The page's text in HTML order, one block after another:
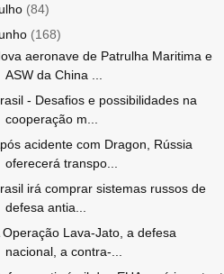
(84)
(168)
aeronave de Patrulha Maritima e
ASW da China ...
- Desafios e possibilidades na
cooperação m...
acidente com Dragon, Rússia
oferecerá transpo...
irá comprar sistemas russos de
defesa antia...
Operação Lava-Jato, a defesa
nacional, a contra-...